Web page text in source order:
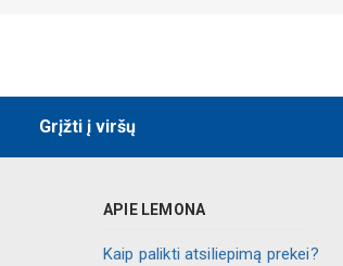
Grįžti į viršų
APIE LEMONA
Kaip palikti atsiliepimą prekei?